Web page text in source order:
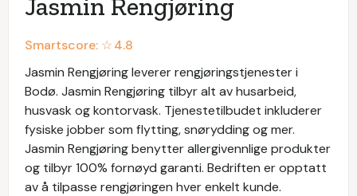
Jasmin Rengjøring
Smartscore: ☆4.8
Jasmin Rengjøring leverer rengjøringstjenester i
Bodø. Jasmin Rengjøring tilbyr alt av husarbeid,
husvask og kontorvask. Tjenestetilbudet inkluderer
fysiske jobber som flytting, snørydding og mer.
Jasmin Rengjøring benytter allergivennlige produkter
og tilbyr 100% fornøyd garanti. Bedriften er opptatt
av å tilpasse rengjøringen hver enkelt kunde.